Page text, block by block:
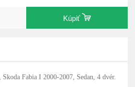
Kúpiť
Fabia I 2000-2007, Sedan, 4 dvér.